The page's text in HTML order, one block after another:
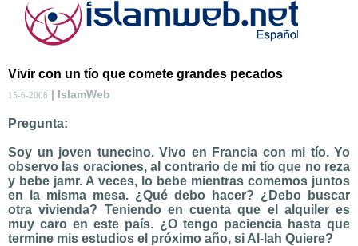
Vivir con un tío que comete grandes pecados
15-6-2008 | IslamWeb
Pregunta:
Soy un joven tunecino. Vivo en Francia con mi tío. Yo
observo las oraciones, al contrario de mi tío que no reza
y bebe jamr. A veces, lo bebe mientras comemos juntos
en la misma mesa. ¿Qué debo hacer? ¿Debo buscar
otra vivienda? Teniendo en cuenta que el alquiler es
muy caro en este país. ¿O tengo paciencia hasta que
termine mis estudios el próximo año, si Al-lah Quiere?